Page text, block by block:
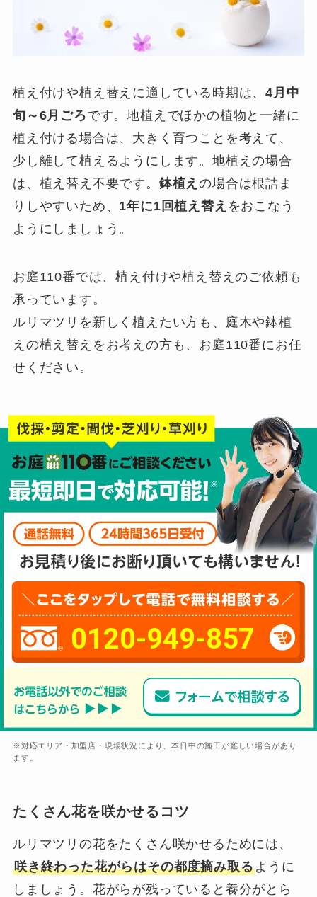
植え付けや植え替えに適している時期は、4月中
旬～6月ごろです。地植えでほかの植物と一緒に
植え付ける場合は、大きく育つことを考えて、
少し離して植えるようにします。地植えの場合
は、植え替え不要です。 鉢植えの場合は根詰ま
りしやすいため、 1年に1回植え替え をおこなう
ようにしましょう。
お庭110番では、植え付けや植え替えのご依頼も
承っています。
ルリマツリを新しく植えたい方も、庭木や鉢植
えの植え替えをお考えの方も、お庭110番にお任
せください。
0120-949-857
※対応エリア・加盟店・現場状況により、本日中の施工が難しい場合があり
ます。
たくさん花を咲かせるコツ
ルリマツリの花をたくさん咲かせるためには、
咲き終わった花がらはその都度摘み取るように
しましょう。花がらが残っていると養分がとら